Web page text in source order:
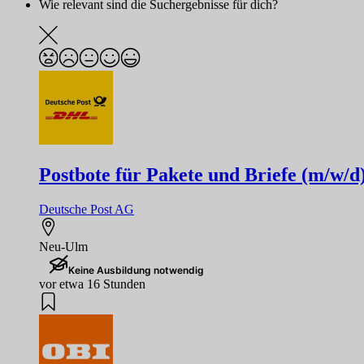
Wie relevant sind die Suchergebnisse für dich?
Postbote für Pakete und Briefe (m/w/
Deutsche Post AG
Neu-Ulm
Keine Ausbildung notwendig
vor etwa 16 Stunden